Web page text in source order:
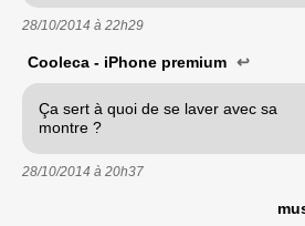
28/10/2014 à 22h29
Cooleca - iPhone premium ↩
Ça sert à quoi de se laver avec sa
montre ?
28/10/2014 à 20h37